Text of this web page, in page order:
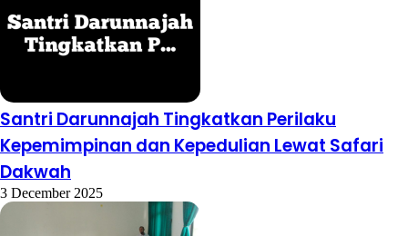
Santri Darunnajah Tingkatkan Perilaku
Kepemimpinan dan Kepedulian Lewat Safari
Dakwah
3 December 2025